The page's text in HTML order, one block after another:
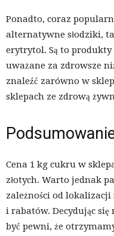
Ponadto, coraz
alternatywne słodziki,
erytrytol. Są to produkty
uważane za zdrowsze
znaleźć zarówno w
sklepach ze zdrową
Cena 1 kg cukru w
złotych. Warto jednak
zależności od
i rabatów. Decydując
być pewni, że